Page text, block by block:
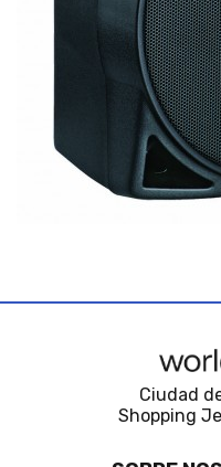
Ciudad
Shopping